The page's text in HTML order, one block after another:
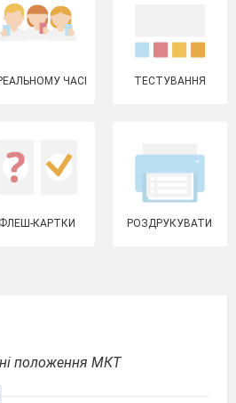
ЧАСІ ТЕСТУВАННЯ
ФЛЕШ-КАРТКИ РОЗДРУКУВАТИ
положення МКТ